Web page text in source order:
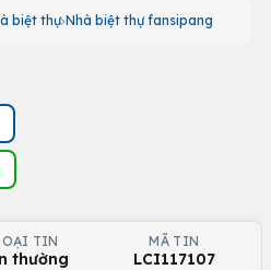
biệt thự Nhà biệt thự fansipang
TIN
thường
MÃ TIN
LCI117107